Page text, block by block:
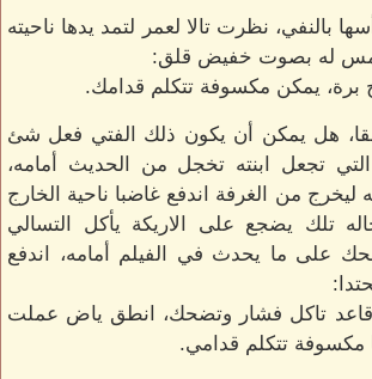
بالنفي، نظرت تالا لعمر لتمد يدها ناحيته
له بصوت خفيض قلق:
يمكن مكسوفة تتكلم قدامك.
هل يمكن أن يكون ذلك الفتي فعل شئ
تجعل ابنته تخجل من الحديث أمامه،
ليخرج من الغرفة اندفع غاضبا ناحية الخارج
تلك يضجع على الاريكة يأكل التسالي
على ما يحدث في الفيلم أمامه، اندفع
قاعد تاكل فشار وتضحك، انطق ياض عملت
مكسوفة تتكلم قدامي.